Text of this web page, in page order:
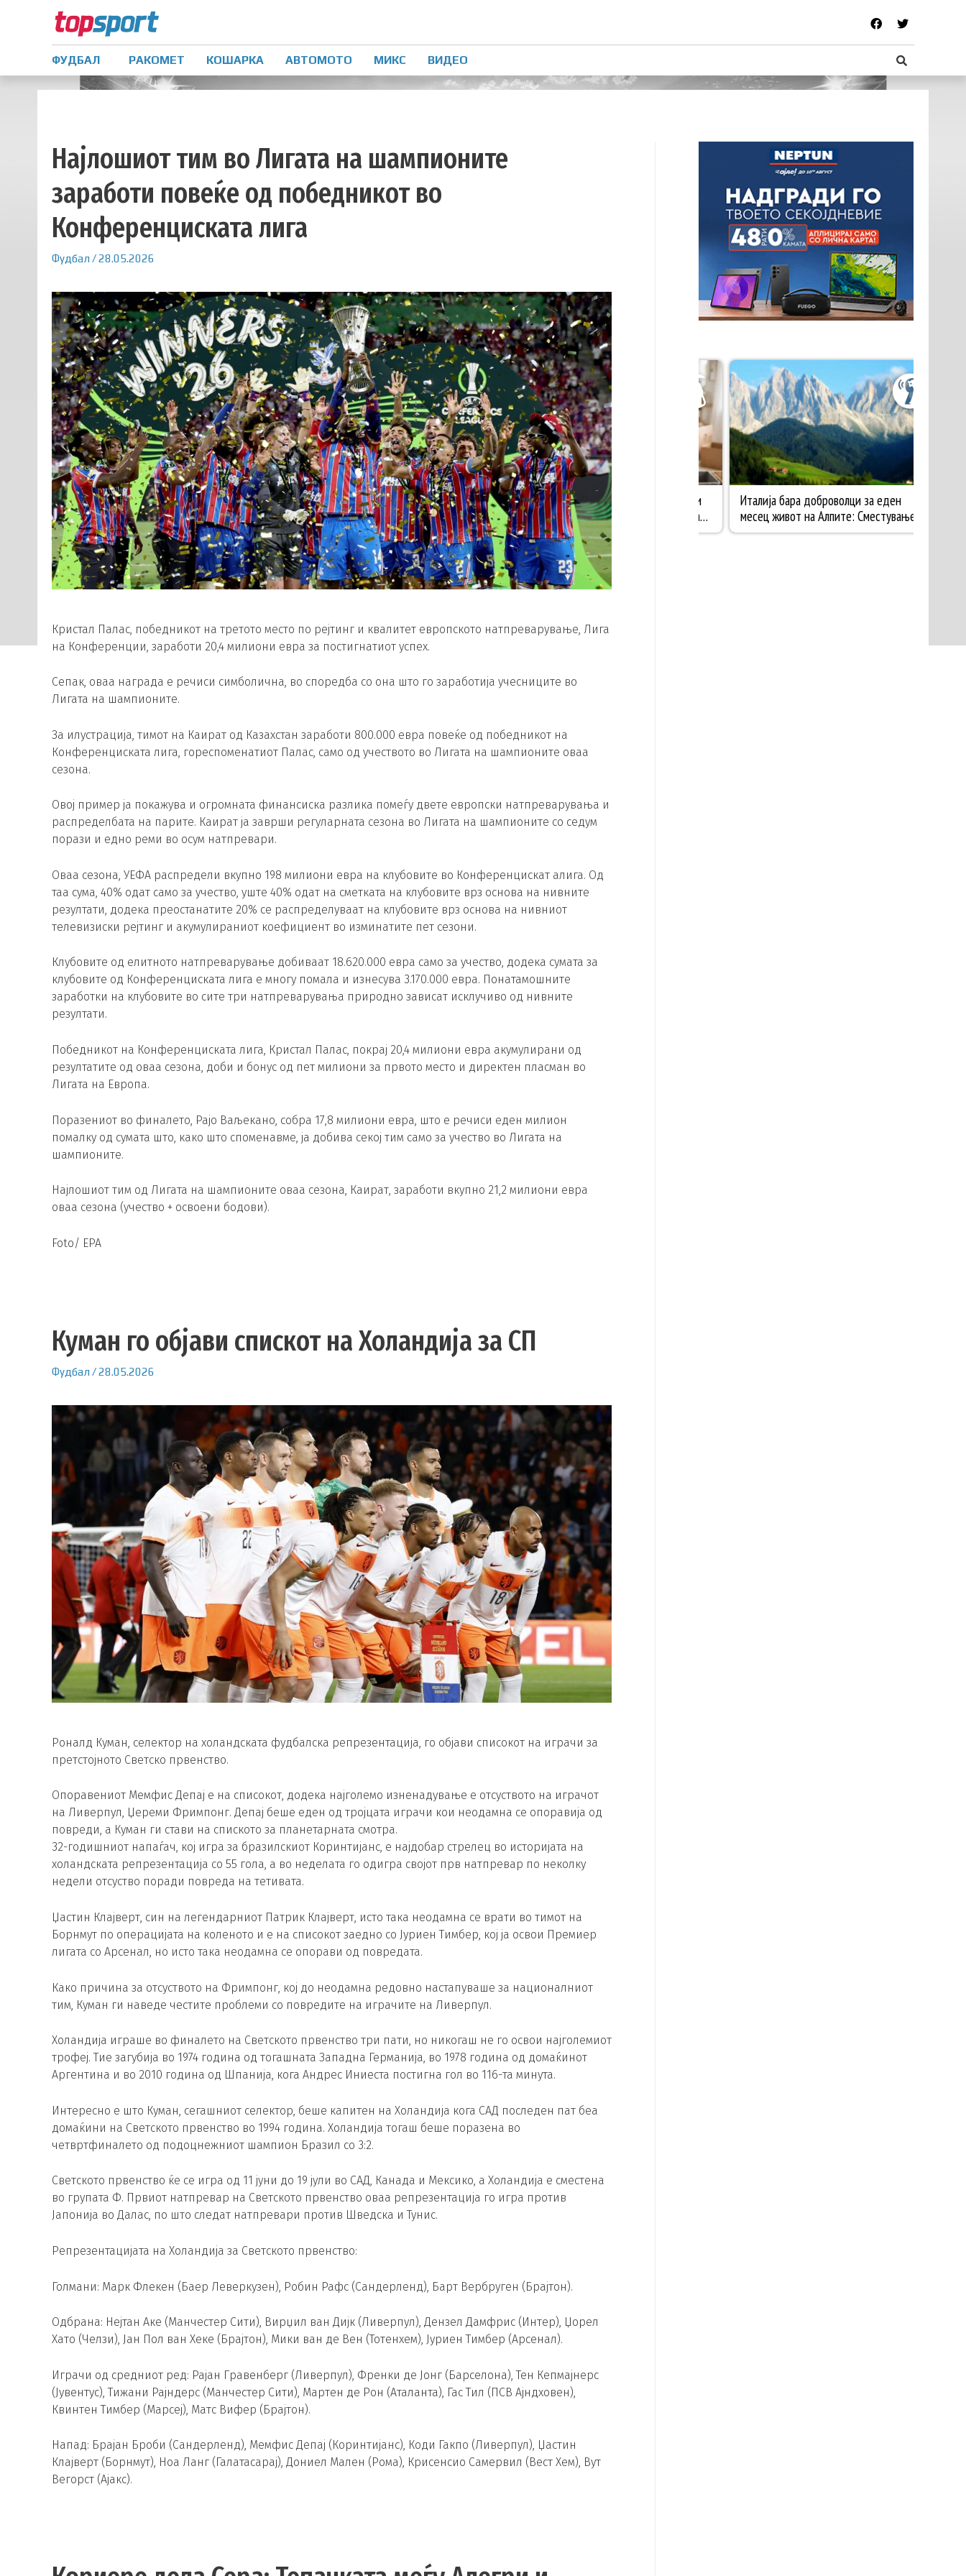
ФУДБАЛ РАКОМЕТ КОШАРКА АВТОМОТО МИКС ВИДЕО
Најлошиот тим во Лигата на шампионите
заработи повеќе од победникот во
Конференциската лига
Фудбал /28.05.2026
Кристал Палас, победникот на третото место по рејтинг и квалитет европското натпреварување, Лига
на Конференции, заработи 20,4 милиони евра за постигнатиот успех.
Сепак, оваа награда е речиси симболична, во споредба со она што го заработија учесниците во
Лигата на шампионите.
За илустрација, тимот на Каират од Казахстан заработи 800.000 евра повеќе од победникот на
Конференциската лига, гореспоменатиот Палас, само од учеството во Лигата на шампионите оваа
сезона.
Овој пример ја покажува и огромната финансиска разлика помеѓу двете европски натпреварувања и
распределбата на парите. Каират ја заврши регуларната сезона во Лигата на шампионите со седум
порази и едно реми во осум натпревари.
Оваа сезона, УЕФА распредели вкупно 198 милиони евра на клубовите во Конференцискат алига. Од
таа сума, 40% одат само за учество, уште 40% одат на сметката на клубовите врз основа на нивните
резултати, додека преостанатите 20% се распределуваат на клубовите врз основа на нивниот
телевизиски рејтинг и акумулираниот коефициент во изминатите пет сезони.
Клубовите од елитното натпреварување добиваат 18.620.000 евра само за учество, додека сумата за
клубовите од Конференциската лига е многу помала и изнесува 3.170.000 евра. Понатамошните
заработки на клубовите во сите три натпреварувања природно зависат исклучиво од нивните
резултати.
Победникот на Конференциската лига, Кристал Палас, покрај 20,4 милиони евра акумулирани од
резултатите од оваа сезона, доби и бонус од пет милиони за првото место и директен пласман во
Лигата на Европа.
Поразениот во финалето, Рајо Ваљекано, собра 17,8 милиони евра, што е речиси еден милион
помалку од сумата што, како што споменавме, ја добива секој тим само за учество во Лигата на
шампионите.
Најлошиот тим од Лигата на шампионите оваа сезона, Каират, заработи вкупно 21,2 милиони евра
оваа сезона (учество + освоени бодови).
Foto/ EPA
Куман го објави спискот на Холандија за СП
Фудбал /28.05.2026
Роналд Куман, селектор на холандската фудбалска репрезентација, го објави списокот на играчи за
претстојното Светско првенство.
Опоравениот Мемфис Депај е на списокот, додека најголемо изненадување е отсуството на играчот
на Ливерпул, Џереми Фримпонг. Депај беше еден од тројцата играчи кои неодамна се опоравија од
повреди, а Куман ги стави на спиското за планетарната смотра.
32-годишниот напаѓач, кој игра за бразилскиот Коринтијанс, е најдобар стрелец во историјата на
холандската репрезентација со 55 гола, а во неделата го одигра својот прв натпревар по неколку
недели отсуство поради повреда на тетивата.
Џастин Клајверт, син на легендарниот Патрик Клајверт, исто така неодамна се врати во тимот на
Борнмут по операцијата на коленото и е на списокот заедно со Јуриен Тимбер, кој ја освои Премиер
лигата со Арсенал, но исто така неодамна се опорави од повредата.
Како причина за отсуството на Фримпонг, кој до неодамна редовно настапуваше за националниот
тим, Куман ги наведе честите проблеми со повредите на играчите на Ливерпул.
Холандија играше во финалето на Светското првенство три пати, но никогаш не го освои најголемиот
трофеј. Тие загубија во 1974 година од тогашната Западна Германија, во 1978 година од домаќинот
Аргентина и во 2010 година од Шпанија, кога Андрес Иниеста постигна гол во 116-та минута.
Интересно е што Куман, сегашниот селектор, беше капитен на Холандија кога САД последен пат беа
домаќини на Светското првенство во 1994 година. Холандија тогаш беше поразена во
четвртфиналето од подоцнежниот шампион Бразил со 3:2.
Светското првенство ќе се игра од 11 јуни до 19 јули во САД, Канада и Мексико, а Холандија е сместена
во групата Ф. Првиот натпревар на Светското првенство оваа репрезентација го игра против
Јапонија во Далас, по што следат натпревари против Шведска и Тунис.
Репрезентацијата на Холандија за Светското првенство:
Голмани: Марк Флекен (Баер Леверкузен), Робин Рафс (Сандерленд), Барт Вербруген (Брајтон).
Одбрана: Нејтан Аке (Манчестер Сити), Вирџил ван Дијк (Ливерпул), Дензел Дамфрис (Интер), Џорел
Хато (Челзи), Јан Пол ван Хеке (Брајтон), Мики ван де Вен (Тотенхем), Јуриен Тимбер (Арсенал).
Играчи од средниот ред: Рајан Гравенберг (Ливерпул), Френки де Јонг (Барселона), Тен Кепмајнерс
(Јувентус), Тижани Рајндерс (Манчестер Сити), Мартен де Рон (Аталанта), Гас Тил (ПСВ Ајндховен),
Квинтен Тимбер (Марсеј), Матс Вифер (Брајтон).
Напад: Брајан Броби (Сандерленд), Мемфис Депај (Коринтијанс), Коди Гакпо (Ливерпул), Џастин
Клајверт (Борнмут), Ноа Ланг (Галатасарај), Дониел Мален (Рома), Крисенсио Самервил (Вест Хем), Вут
Вегорст (Ајакс).